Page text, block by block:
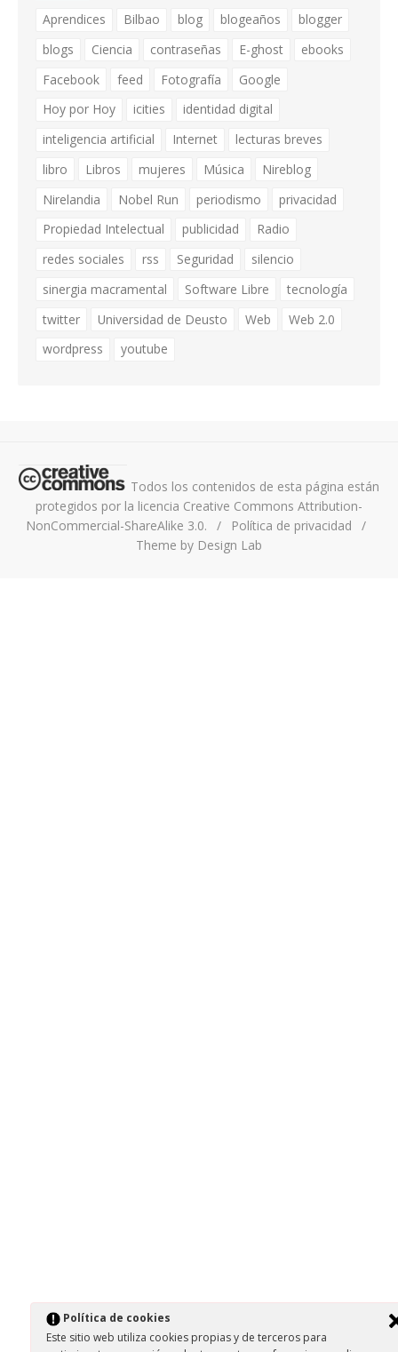
Política de cookies
Este sitio web utiliza cookies propias y de terceros para
Aprendices Bilbao blog blogeaños
blogger
blogs
Ciencia contraseñas E-ghost
ebooks
Facebook
feed Fotografía
Google
Hoy por Hoy
icities
identidad digital
inteligencia artificial
Internet
lecturas breves
libro
Libros mujeres Música
Nireblog
Nirelandia
Nobel Run periodismo
privacidad
Propiedad Intelectual
publicidad
Radio
redes sociales
rss Seguridad
silencio
sinergia macramental
Software Libre
tecnología
twitter
Universidad de Deusto Web
Web 2.0
wordpress
youtube
Todos los contenidos de esta página están
protegidos por la licencia Creative Commons Attribution-
NonCommercial-ShareAlike 3.0.
/ Política de privacidad
/
Theme by Design Lab